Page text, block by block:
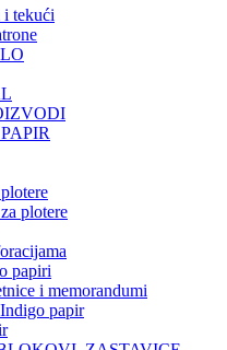
i tekući
plotere
papiri
i memorandumi
papir